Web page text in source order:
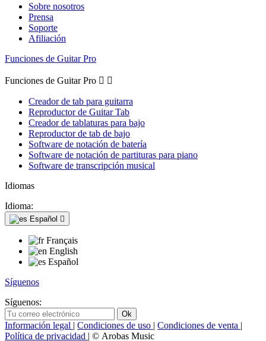
Sobre nosotros
Prensa
Soporte
Afiliación
Funciones de Guitar Pro
Funciones de Guitar Pro  
Creador de tab para guitarra
Reproductor de Guitar Tab
Creador de tablaturas para bajo
Reproductor de tab de bajo
Software de notación de batería
Software de notación de partituras para piano
Software de transcripción musical
Idiomas
Idioma:
Español 
Français
English
Español
Síguenos
Síguenos:
Información legal | Condiciones de uso | Condiciones de venta |
Política de privacidad | © Arobas Music